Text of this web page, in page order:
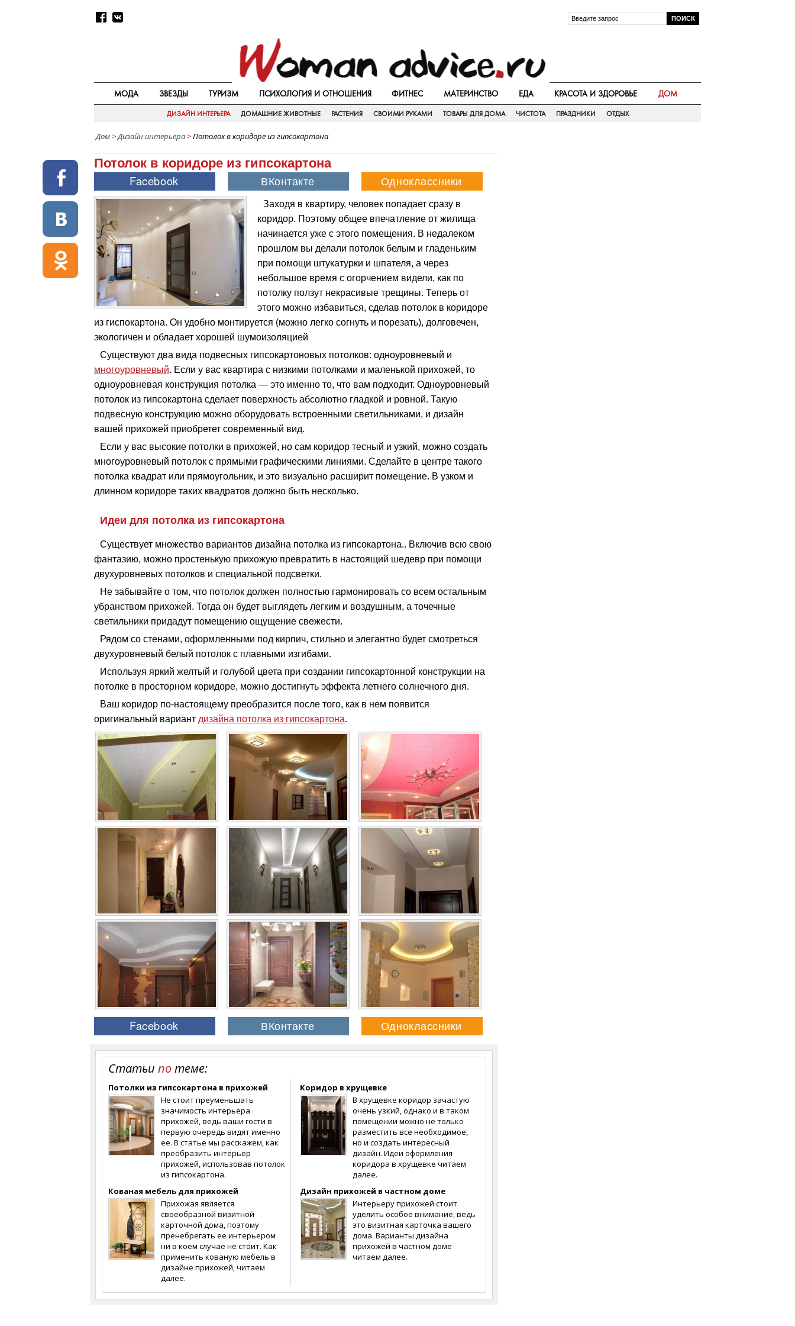
МОДА ЗВЕЗДЫ ТУРИЗМ ПСИХОЛОГИЯ И ОТНОШЕНИЯ ФИТНЕС МАТЕРИНСТВО ЕДА КРАСОТА И ЗДОРОВЬЕ ДОМ
ДИЗАЙН ИНТЕРЬЕРА ДОМАШНИЕ ЖИВОТНЫЕ РАСТЕНИЯ СВОИМИ РУКАМИ ТОВАРЫ ДЛЯ ДОМА ЧИСТОТА ПРАЗДНИКИ ОТДЫХ
Дом >Дизайн интерьера >Потолок в коридоре из гипсокартона
Потолок в коридоре из гипсокартона
Заходя в квартиру, человек попадает сразу в
коридор. Поэтому общее впечатление от жилища
начинается уже с этого помещения. В недалеком
прошлом вы делали потолок белым и гладеньким
при помощи штукатурки и шпателя, а через
небольшое время с огорчением видели, как по
потолку ползут некрасивые трещины. Теперь от
этого можно избавиться, сделав потолок в коридоре
из гиспокартона. Он удобно монтируется (можно легко согнуть и порезать), долговечен,
экологичен и обладает хорошей шумоизоляцией
Существуют два вида подвесных гипсокартоновых потолков: одноуровневый и
многоуровневый. Если у вас квартира с низкими потолками и маленькой прихожей, то
одноуровневая конструкция потолка — это именно то, что вам подходит. Одноуровневый
потолок из гипсокартона сделает поверхность абсолютно гладкой и ровной. Такую
подвесную конструкцию можно оборудовать встроенными светильниками, и дизайн
вашей прихожей приобретет современный вид.
Если у вас высокие потолки в прихожей, но сам коридор тесный и узкий, можно создать
многоуровневый потолок с прямыми графическими линиями. Сделайте в центре такого
потолка квадрат или прямоугольник, и это визуально расширит помещение. В узком и
длинном коридоре таких квадратов должно быть несколько.
Идеи для потолка из гипсокартона
Существует множество вариантов дизайна потолка из гипсокартона.. Включив всю свою
фантазию, можно простенькую прихожую превратить в настоящий шедевр при помощи
двухуровневых потолков и специальной подсветки.
Не забывайте о том, что потолок должен полностью гармонировать со всем остальным
убранством прихожей. Тогда он будет выглядеть легким и воздушным, а точечные
светильники придадут помещению ощущение свежести.
Рядом со стенами, оформленными под кирпич, стильно и элегантно будет смотреться
двухуровневый белый потолок с плавными изгибами.
Используя яркий желтый и голубой цвета при создании гипсокартонной конструкции на
потолке в просторном коридоре, можно достигнуть эффекта летнего солнечного дня.
Ваш коридор по-настоящему преобразится после того, как в нем появится
оригинальный вариант дизайна потолка из гипсокартона.
Статьи потеме:
Потолки из гипсокартона в прихожей
Не стоит преуменьшать
значимость интерьера
прихожей, ведь ваши гости в
первую очередь видят именно
ее. В статье мы расскажем, как
преобразить интерьер
прихожей, использовав потолок
из гипсокартона.
Коридор в хрущевке
В хрущевке коридор зачастую
очень узкий, однако и в таком
помещении можно не только
разместить все необходимое,
но и создать интересный
дизайн. Идеи оформления
коридора в хрущевке читаем
далее.
Кованая мебель для прихожей
Прихожая является
своеобразной визитной
карточной дома, поэтому
пренебрегать ее интерьером
ни в коем случае не стоит. Как
применить кованую мебель в
дизайне прихожей, читаем
далее.
Дизайн прихожей в частном доме
Интерьеру прихожей стоит
уделить особое внимание, ведь
это визитная карточка вашего
дома. Варианты дизайна
прихожей в частном доме
читаем далее.